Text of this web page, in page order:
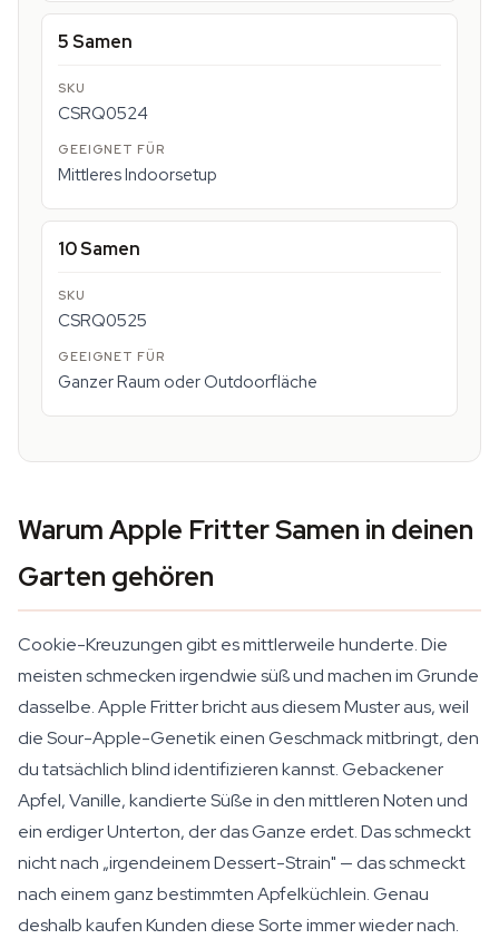
5 Samen
CSRQ0524
Mittleres Indoorsetup
10 Samen
CSRQ0525
Ganzer Raum oder Outdoorfläche
Warum Apple Fritter Samen in deinen
Garten gehören
Cookie-Kreuzungen gibt es mittlerweile hunderte. Die
meisten schmecken irgendwie süß und machen im Grunde
dasselbe. Apple Fritter bricht aus diesem Muster aus, weil
die Sour-Apple-Genetik einen Geschmack mitbringt, den
du tatsächlich blind identifizieren kannst. Gebackener
Apfel, Vanille, kandierte Süße in den mittleren Noten und
ein erdiger Unterton, der das Ganze erdet. Das schmeckt
nicht nach „irgendeinem Dessert-Strain" — das schmeckt
nach einem ganz bestimmten Apfelküchlein. Genau
deshalb kaufen Kunden diese Sorte immer wieder nach.